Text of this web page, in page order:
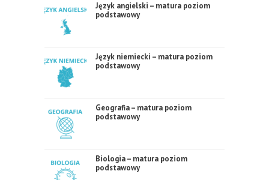
Język angielski – matura poziom
podstawowy
Język niemiecki – matura poziom
podstawowy
Geografia – matura poziom
podstawowy
Biologia – matura poziom
podstawowy